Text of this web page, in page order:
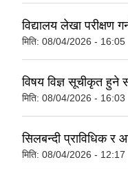
विद्यालय लेखा परीक्षण
मिति: 08/04/2026 - 16:05
विषय विज्ञ सूचीकृत हुने
मिति: 08/04/2026 - 16:03
सिलबन्दी प्राविधिक र
मिति: 08/04/2026 - 12:17